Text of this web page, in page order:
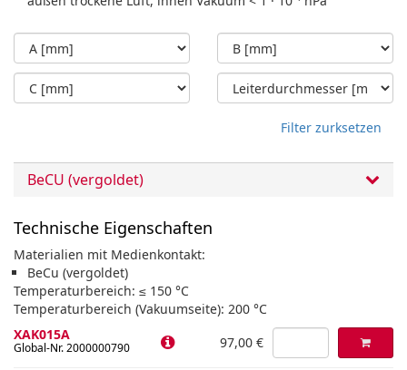
Filter zurksetzen
BeCU (vergoldet)
Technische Eigenschaften
Materialien mit Medienkontakt:
BeCu (vergoldet)
Temperaturbereich: ≤ 150 °C
Temperaturbereich (Vakuumseite): 200 °C
XAK015A
Global-Nr. 2000000790 97,00 €